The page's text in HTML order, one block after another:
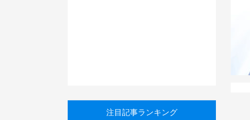
注目記事ランキング